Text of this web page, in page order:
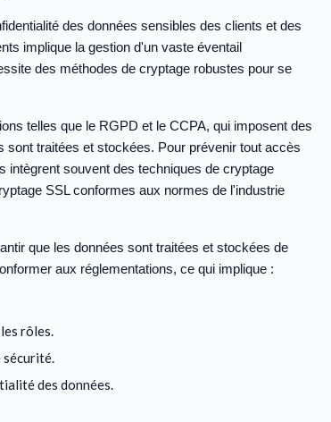
des données sensibles des clients et des
implique la gestion d'un vaste éventail
des méthodes de cryptage robustes pour se
telles que le RGPD et le CCPA, qui imposent des
traitées et stockées. Pour prévenir tout accès
intègrent souvent des techniques de cryptage
SSL conformes aux normes de l'industrie
que les données sont traitées et stockées de
aux réglementations, ce qui implique :
rôles.
des données.